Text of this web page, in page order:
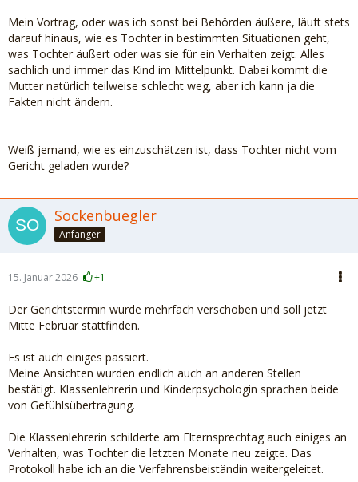
Mein Vortrag, oder was ich sonst bei Behörden äußere, läuft stets
darauf hinaus, wie es Tochter in bestimmten Situationen geht,
was Tochter äußert oder was sie für ein Verhalten zeigt. Alles
sachlich und immer das Kind im Mittelpunkt. Dabei kommt die
Mutter natürlich teilweise schlecht weg, aber ich kann ja die
Fakten nicht ändern.
Weiß jemand, wie es einzuschätzen ist, dass Tochter nicht vom
Gericht geladen wurde?
Sockenbuegler
Anfänger
15. Januar 2026 +1
Der Gerichtstermin wurde mehrfach verschoben und soll jetzt
Mitte Februar stattfinden.
Es ist auch einiges passiert.
Meine Ansichten wurden endlich auch an anderen Stellen
bestätigt. Klassenlehrerin und Kinderpsychologin sprachen beide
von Gefühlsübertragung.
Die Klassenlehrerin schilderte am Elternsprechtag auch einiges an
Verhalten, was Tochter die letzten Monate neu zeigte. Das
Protokoll habe ich an die Verfahrensbeiständin weitergeleitet.